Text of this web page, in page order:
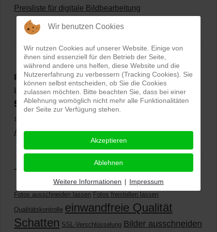
Preisliste für digitale Bildbearbeitung
PRO-ducto GmbH, Fotografie und Bildbearbeitung in
Lichtenau
5,0⭐⭐⭐⭐⭐ bei144 Google-Rezensionen (Stand
11.01.2026)
Alle Rezensionen ansehen|Bewertung abgeben
Tags
Fotos ausschneiden lassen Fotos freistellen lassen
Qualitätskontrolle einwandfreie Qualität
Schatten SSL-Verschlüsselung Bilder ausschneiden
Wir benutzen Cookies
Wir nutzen Cookies auf unserer Website. Einige von
ihnen sind essenziell für den Betrieb der Seite,
während andere uns helfen, diese Website und die
Nutzererfahrung zu verbessern (Tracking Cookies). Sie
können selbst entscheiden, ob Sie die Cookies
zulassen möchten. Bitte beachten Sie, dass bei einer
Ablehnung womöglich nicht mehr alle Funktionalitäten
der Seite zur Verfügung stehen.
Akzeptieren
Ablehnen
Weitere Informationen | Impressum